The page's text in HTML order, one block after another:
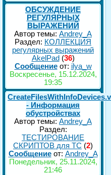
ОБСУЖДЕНИЕ
РЕГУЛЯРНЫХ
ВЫРАЖЕНИЙ
Автор темы: Andrey_A
Раздел: КОЛЛЕКЦИЯ
регулярных выражений
AkelPad (36)
Сообщениеот: ilya_w
Воскресенье, 15.12.2024,
19:35
- Информация
обустройствах
Автор темы: Andrey_A
Раздел:
ТЕСТИРОВАНИЕ
СКРИПТОВ для TC (2)
Сообщениеот: Andrey_A
Понедельник, 25.11.2024,
21:46